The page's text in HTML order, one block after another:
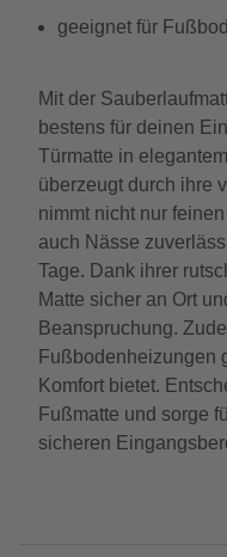
geeignet für
Mit der
bestens für deinen
Türmatte in
überzeugt durch ihre
nimmt nicht nur
auch Nässe
Tage. Dank ihrer
Matte sicher an Ort
Beanspruchung.
Fußbodenheizungen
Komfort bietet.
Fußmatte und sorge
sicheren